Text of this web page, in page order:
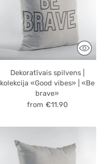
Dekoratīvais spilvens |
kolekcija «Good vibes» | «Be
brave»
from €11.90